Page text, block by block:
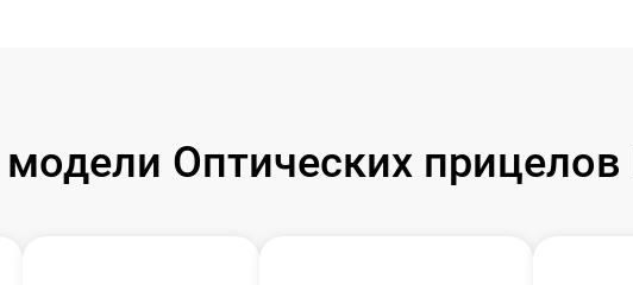
Оптических прицелов